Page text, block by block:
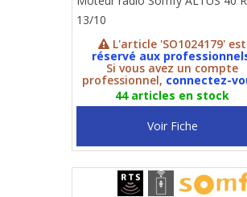
13/10
L'article 'SO1024179' est
réservé aux
Si vous avez un compte
professionnel, connectez-
44 articles en stock
Voir Fiche